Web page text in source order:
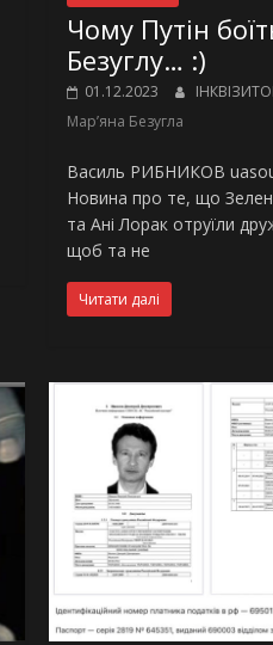
Чому Путін
Безуглу… :)
01.12.2023
Марʼяна Безугла
Василь РИБНИКОВ
Новина про те, що
та Ані Лорак отруїли
щоб та не
Читати далі